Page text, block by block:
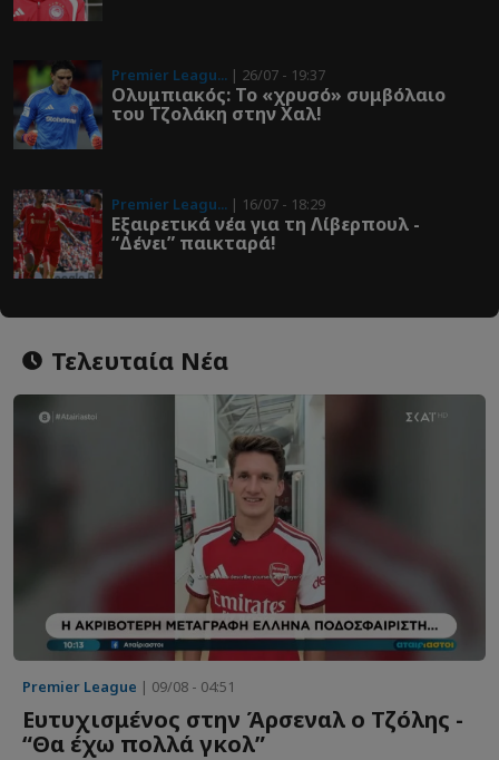
Premier Leagu... | 26/07 - 19:37
Ολυμπιακός: To «χρυσό» συμβόλαιο
του Τζολάκη στην Χαλ!
Premier Leagu... | 16/07 - 18:29
Εξαιρετικά νέα για τη Λίβερπουλ -
“Δένει” παικταρά!
Τελευταία Νέα
Premier League | 09/08 - 04:51
Ευτυχισμένος στην Άρσεναλ ο Τζόλης -
“Θα έχω πολλά γκολ”